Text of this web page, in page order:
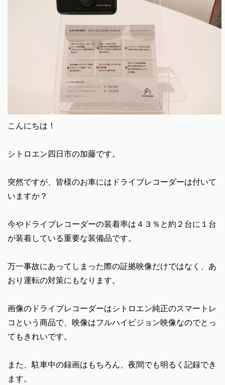
こんにちは！
シトロエン四日市の加藤です。
突然ですが、皆様のお車にはドライブレコーダーは付いて
いますか？
今やドライブレコーダーの装着率は４３％と約２台に１台
が装着している重要な装備品です。
万一事故にあってしまった際の証拠映像だけではなく、あ
おり運転の対策にもなります。
画像のドライブレコーダーはシトロエン純正のスマートレ
コという商品で、映像はフルハイビジョン映像なのでとっ
てもきれいです。
また、駐車中の録画はもちろん、夜間でも明るく記録でき
ます。